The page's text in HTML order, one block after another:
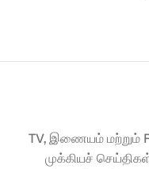
TV, இணையம் மற்றும்
முக்கியச்